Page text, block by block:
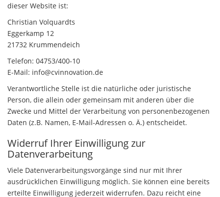
dieser Website ist:
Christian Volquardts
Eggerkamp 12
21732 Krummendeich
Telefon: 04753/400-10
E-Mail: info@cvinnovation.de
Verantwortliche Stelle ist die natürliche oder juristische
Person, die allein oder gemeinsam mit anderen über die
Zwecke und Mittel der Verarbeitung von personenbezogenen
Daten (z.B. Namen, E-Mail-Adressen o. Ä.) entscheidet.
Widerruf Ihrer Einwilligung zur
Datenverarbeitung
Viele Datenverarbeitungsvorgänge sind nur mit Ihrer
ausdrücklichen Einwilligung möglich. Sie können eine bereits
erteilte Einwilligung jederzeit widerrufen. Dazu reicht eine